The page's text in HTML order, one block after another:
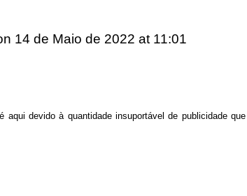
14 de Maio de 2022 at 11:01
devido à quantidade insuportável de publicidade